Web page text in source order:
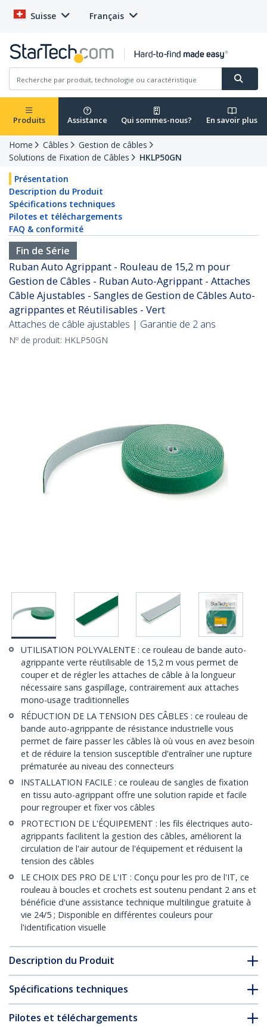
Suisse Français
Produits Assistance Qui sommes-nous? En savoir plus
Home Câbles
Gestion de câbles
Solutions de Fixation de Câbles
HKLP50GN
Présentation
Description du Produit
Spécifications techniques
Pilotes et téléchargements
FAQ & conformité
Fin de Série
Ruban Auto Agrippant - Rouleau de 15,2 m pour
Gestion de Câbles - Ruban Auto-Agrippant - Attaches
Câble Ajustables - Sangles de Gestion de Câbles Auto-
agrippantes et Réutilisables - Vert
Attaches de câble ajustables | Garantie de 2 ans
Nº de produit: HKLP50GN
UTILISATION POLYVALENTE : ce rouleau de bande auto-
agrippante verte réutilisable de 15,2 m vous permet de
couper et de régler les attaches de câble à la longueur
nécessaire sans gaspillage, contrairement aux attaches
mono-usage traditionnelles
RÉDUCTION DE LA TENSION DES CÂBLES : ce rouleau de
bande auto-agrippante de résistance industrielle vous
permet de faire passer les câbles là où vous en avez besoin
et de réduire la tension susceptible d'entraîner une rupture
prématurée au niveau des connecteurs
INSTALLATION FACILE : ce rouleau de sangles de fixation
en tissu auto-agrippant offre une solution rapide et facile
pour regrouper et fixer vos câbles
PROTECTION DE L'ÉQUIPEMENT : les fils électriques auto-
agrippants facilitent la gestion des câbles, améliorent la
circulation de l'air autour de l'équipement et réduisent la
tension des câbles
LE CHOIX DES PRO DE L'IT : Conçu pour les pro de l'IT, ce
rouleau à boucles et crochets est soutenu pendant 2 ans et
bénéficie d'une assistance technique multilingue gratuite à
vie 24/5 ; Disponible en différentes couleurs pour
l'identification visuelle
Description du Produit
Spécifications techniques
Pilotes et téléchargements